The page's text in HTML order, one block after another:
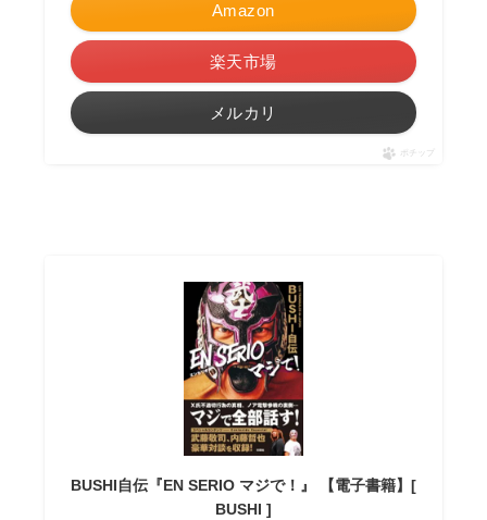
Amazon
楽天市場
メルカリ
ポチップ
BUSHI自伝『EN SERIO マジで！』 【電子書籍】[
BUSHI ]